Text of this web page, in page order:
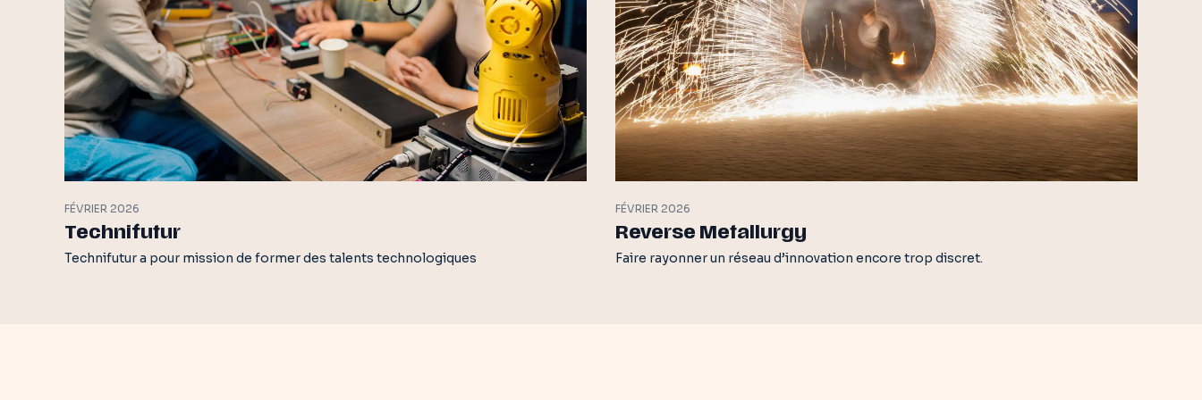
FÉVRIER 2026
Technifutur
Technifutur a pour mission de former des talents technologiques
FÉVRIER 2026
Reverse Metallurgy
Faire rayonner un réseau d’innovation encore trop discret.